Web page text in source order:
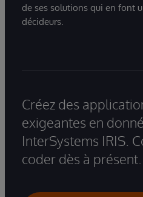
de ses solutions qui en font
décideurs.
Créez des
exigeantes en
InterSystems IRIS.
coder dès à présent.